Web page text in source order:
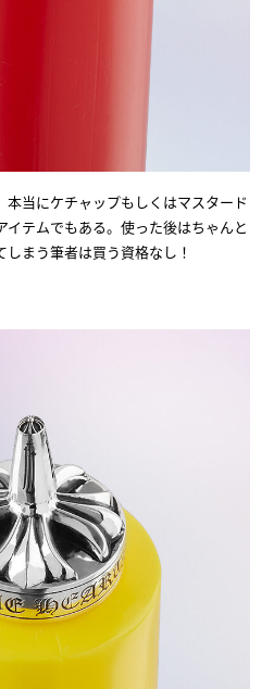
本当にケチャップもしくはマスタード
テムでもある。使った後はちゃんと
まう筆者は買う資格なし！